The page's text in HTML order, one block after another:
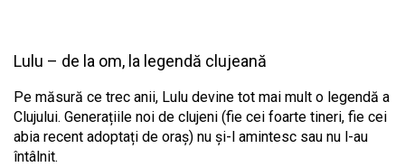
Lulu – de la om, la legendă clujeană
Pe măsură ce trec anii, Lulu devine tot mai mult o legendă a
Clujului. Generațiile noi de clujeni (fie cei foarte tineri, fie cei
abia recent adoptați de oraș) nu și-l amintesc sau nu l-au
întâlnit.